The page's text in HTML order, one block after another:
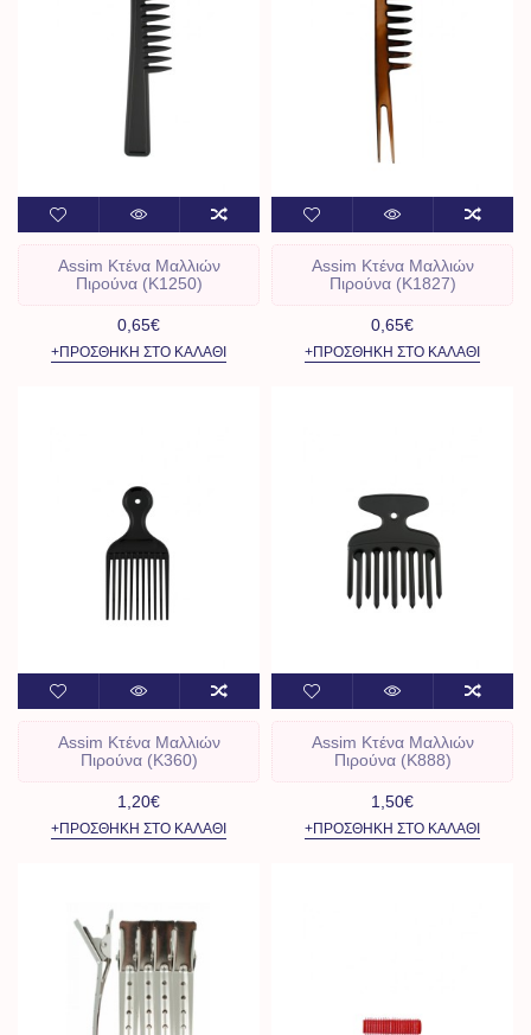
Assim Kτένα Μαλλιών
Πιρούνα (Κ1250)
0,65€
+ΠΡΟΣΘΉΚΗ ΣΤΟ ΚΑΛΆΘΙ
Assim Kτένα Μαλλιών
Πιρούνα (Κ1827)
0,65€
+ΠΡΟΣΘΉΚΗ ΣΤΟ ΚΑΛΆΘΙ
Assim Kτένα Μαλλιών
Πιρούνα (Κ360)
1,20€
+ΠΡΟΣΘΉΚΗ ΣΤΟ ΚΑΛΆΘΙ
Assim Kτένα Μαλλιών
Πιρούνα (Κ888)
1,50€
+ΠΡΟΣΘΉΚΗ ΣΤΟ ΚΑΛΆΘΙ